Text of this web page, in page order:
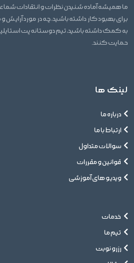
ما همیشه آماده شنیدن نظرات و انتقادات
برای بهبود کار داشته باشید، چه در مورد
به کمک داشته باشید، تیم دوستانه پت
حمایت کنند.
لینک ها
درباره ما
ارتباط با ما
سوالات متداول
قوانین و مقررات
ویدیو های آموزشی
خدمات
تیم ما
رزرو نوبت